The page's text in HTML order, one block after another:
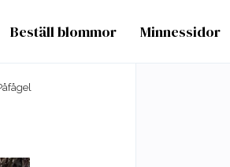
Beställ blommor Minnessidor
Påfågel